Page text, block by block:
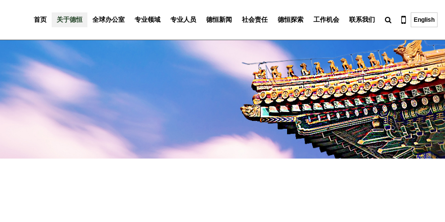
首页 关于德恒 全球办公室 专业领域 专业人员 德恒新闻 社会责任 德恒探索 工作机会 联系我们 English